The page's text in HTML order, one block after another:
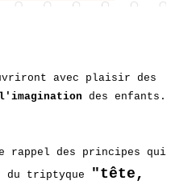
avec plaisir des
l'imagination des enfants.
rappel des principes qui
du triptyque
"tête,